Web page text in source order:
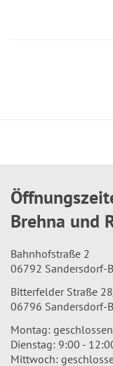
Brehna und
Bahnhofstraße 2
06792 Sandersdorf-
Bitterfelder Straße
06796 Sandersdorf-
Montag: geschlossen
Dienstag: 9:00 -
Mittwoch: